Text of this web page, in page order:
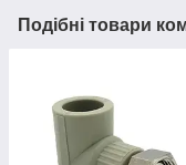
Подібні товари